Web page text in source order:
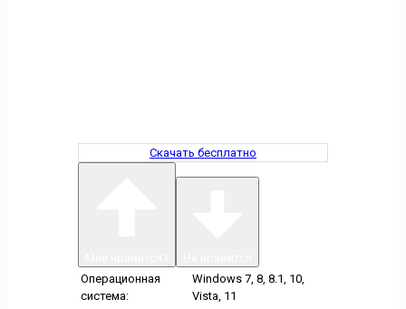
Скачать бесплатно
Операционная
система:
Windows 7, 8, 8.1, 10,
Vista, 11